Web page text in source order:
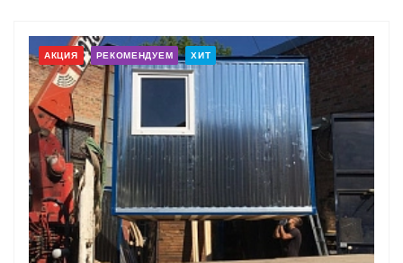
АКЦИЯ РЕКОМЕНДУЕМ ХИТ